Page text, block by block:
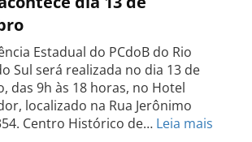
Tocantins
será
realizada
dia
18
de
setembro
Estadual do PCdoB do Rio
Sul será realizada no dia 13 de
das 9h às 18 horas, no Hotel
localizado na Rua Jerônimo
Centro Histórico de… Leia mais